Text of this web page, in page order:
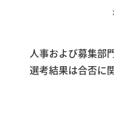
人事および募集部
選考結果は合否に